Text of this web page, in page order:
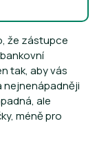
že zástupce
tak, aby vás
nejnenápadněji
ale
méně pro